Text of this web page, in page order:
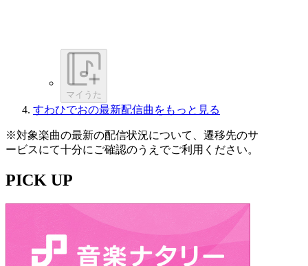
マイうた
すわひでおの最新配信曲をもっと見る
※対象楽曲の最新の配信状況について、遷移先のサ
ービスにて十分にご確認のうえでご利用ください。
PICK UP